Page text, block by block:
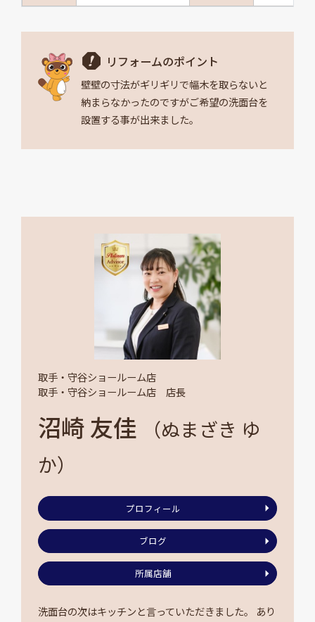
リフォームのポイント
壁壁の寸法がギリギリで幅木を取らないと
納まらなかったのですがご希望の洗面台を
設置する事が出来ました。
取手・守谷ショールーム店
取手・守谷ショールーム店 店長
沼崎 友佳
（ぬまざき ゆ
か）
プロフィール
ブログ
所属店舗
洗面台の次はキッチンと言っていただきました。 あり